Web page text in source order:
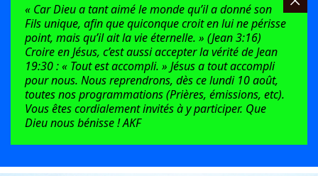
« Car Dieu a tant aimé le monde qu’il a donné son
Fils unique, afin que quiconque croit en lui ne périsse
point, mais qu’il ait la vie éternelle. » (Jean 3:16)
Croire en Jésus, c’est aussi accepter la vérité de Jean
19:30 : « Tout est accompli. » Jésus a tout accompli
pour nous. Nous reprendrons, dès ce lundi 10 août,
toutes nos programmations (Prières, émissions, etc).
Vous êtes cordialement invités à y participer. Que
Dieu nous bénisse ! AKF